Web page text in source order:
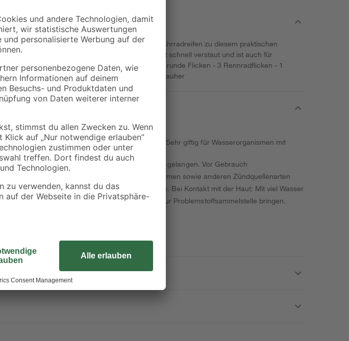
Greifen Sie für schnelle Reparaturen an Ihren Fahrradreifen zu diesem praktischen
Reparaturset von Fischer. Die handliche Dose ist schnell verstaut und ist auch für
unterwegs optimal geeignet. Das Set enthält: - 3 runde Flicken - 3 Rennradflicken - 1
ovalen Flicken - 1 Vulkanisierlösung 5 ml - 1 Aufrauher
Schläfrigkeit und Benommenheit verursachen. Sehr giftig für Wasserorganismen mit
in die Atemwege tödlich sein.
Darf nicht in die Hände von Kindern gelangen. Vor Gebrauch
heißen Oberflächen, Funken, offenen Flammen sowie anderen Zündquellenarten
/ Augenschutz / Gesichtsschutz tragen. Bei Kontakt mit der Haut: Mit viel Wasser
zuführen! Größere Produktreste zur Problemstoffsammelstelle bringen.